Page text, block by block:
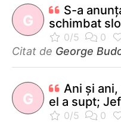
G
S-a
schimbat
Citat de George
G
Ani şi
el a supt;